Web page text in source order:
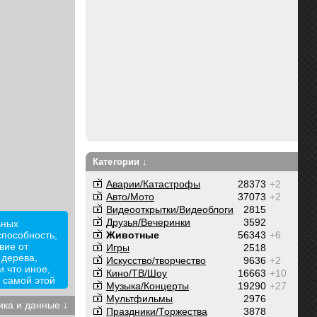
от
что иное,
этой
с чем не
настоящему
и данные ↓
Категории ↓
+2
28373
Аварии/Катастрофы
+2
37073
Авто/Мото
2815
Видеооткрытки/Видеоблоги
3592
Друзья/Вечеринки
+6
56343
Животные
2518
Игры
+2
9636
Искусство/творчество
+10
16663
Кино/ТВ/Шоу
+27
19290
Музыка/Концерты
2976
Мультфильмы
3878
Праздники/Торжества